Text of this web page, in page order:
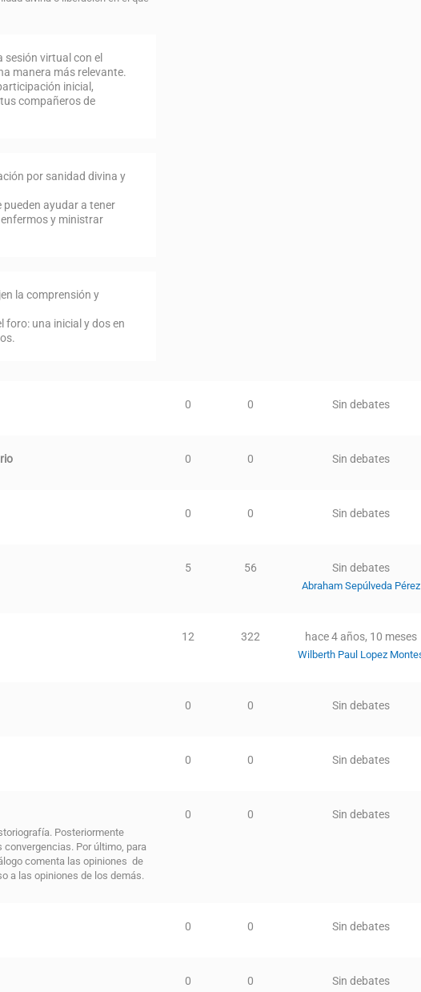
virtual con el
manera más relevante.
inicial,
compañeros de
por sanidad divina y
ayudar a tener
y ministrar
la comprensión y
foro: una inicial y dos en
0 0 Sin debates
0 0 Sin debates
0 0 Sin debates
5 56 Sin debates
Abraham Sepúlveda Pérez
12 322 hace 4 años, 10 meses
Wilberth Paul Lopez
0 0 Sin debates
0 0 Sin debates
Posteriormente
Por último, para
comenta las opiniones de
a las opiniones de los demás.
0 0 Sin debates
0 0 Sin debates
0 0 Sin debates